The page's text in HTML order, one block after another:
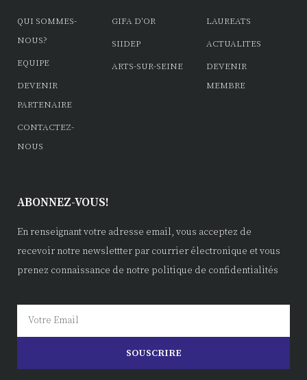
QUI SOMMES-
NOUS?
EQUIPE
DEVENIR
PARTENAIRE
CONTACTEZ-
NOUS
GIFA D'OR
SIIDEP
ARTS-SUR-SEINE
LAUREATS
ACTUALITES
DEVENIR
MEMBRE
ABONNEZ-VOUS!
En renseignant votre adresse email, vous acceptez de
recevoir notre newslettter par courrier électronique et vous
prenez connaissance de notre politique de confidentialités
SOUSCRIRE